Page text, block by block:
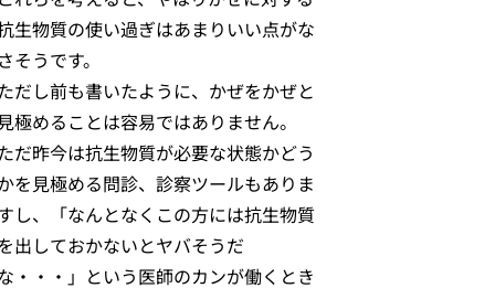
生物質の使い過ぎはあまりいい点がな
そうです。
だし前も書いたように、かぜをかぜと
極めることは容易ではありません。
だ昨今は抗生物質が必要な状態かどう
を見極める問診、診察ツールもありま
し、「なんとなくこの方には抗生物質
出しておかないとヤバそうだ
・・・」という医師のカンが働くとき